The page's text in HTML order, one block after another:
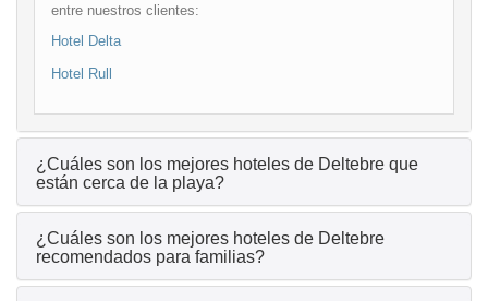
entre nuestros clientes:
Hotel Delta
Hotel Rull
¿Cuáles son los mejores hoteles de Deltebre que
están cerca de la playa?
¿Cuáles son los mejores hoteles de Deltebre
recomendados para familias?